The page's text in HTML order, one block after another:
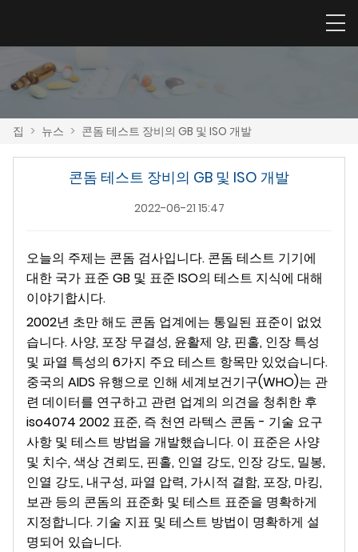
집 > 뉴스 > 콘돔 테스트 장비의 GB 및 ISO 개발
콘돔 테스트 장비의 GB 및 ISO 개발
2022-06-21 15:47
오늘의 주제는 콘돔 검사입니다. 콘돔 테스트 기기에
대한 국가 표준 GB 및 표준 ISO의 테스트 지식에 대해
이야기합시다.
2002년 초만 해도 콘돔 업계에는 통일된 표준이 없었
습니다. 사양, 포장 무결성, 윤활제 양, 핀홀, 인장 특성
및 파열 특성의 6가지 주요 테스트 항목만 있었습니다.
중국의 AIDS 유행으로 인해 세계보건기구(WHO)는 관
련 데이터를 연구하고 관련 업계의 의견을 청취한 후
iso4074 2002 표준, 즉 천연 라텍스 콘돔 - 기술 요구
사항 및 테스트 방법을 개발했습니다. 이 표준은 사양
및 치수, 색상 견뢰도, 핀홀, 인열 강도, 인장 강도, 밀봉,
인열 강도, 내구성, 파열 압력, 가시적 결함, 포장, 마킹,
보관 등의 콘돔의 표준화 및 테스트 표준을 명확하게
지정합니다. 기술 지표 및 테스트 방법이 명확하게 설
명되어 있습니다.